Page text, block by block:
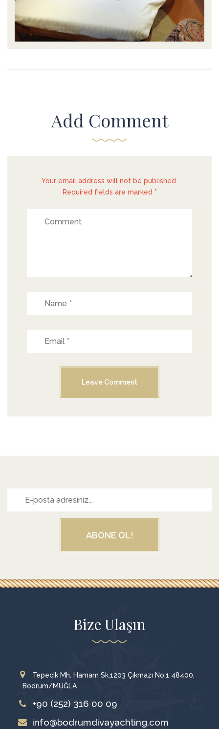
Add Comment
Your email address will not be published.
Required fields are marked *
ABONE OL!
Bize Ulaşın
Tepecik Mh. Hamam Sk.1203 Çıkmazı No:1 48400,
Bodrum/MUĞLA
+90 (252) 316 00 09
info@bodrumdivayachting.com